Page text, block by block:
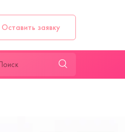
Оставить заявку